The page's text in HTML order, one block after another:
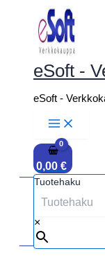
sisältöön
eSoft -
eSoft -
0,00 €
Tuotehaku
×